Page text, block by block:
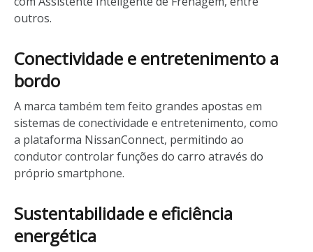
outros.
Conectividade e entretenimento a
bordo
A marca também tem feito grandes apostas em
sistemas de conectividade e entretenimento, como
a plataforma NissanConnect, permitindo ao
condutor controlar funções do carro através do
próprio smartphone.
Sustentabilidade e eficiência
energética